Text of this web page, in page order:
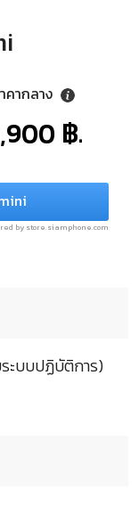
คากลาง
฿.
by store.siamphone.com
ะบบปฏิบัติการ)